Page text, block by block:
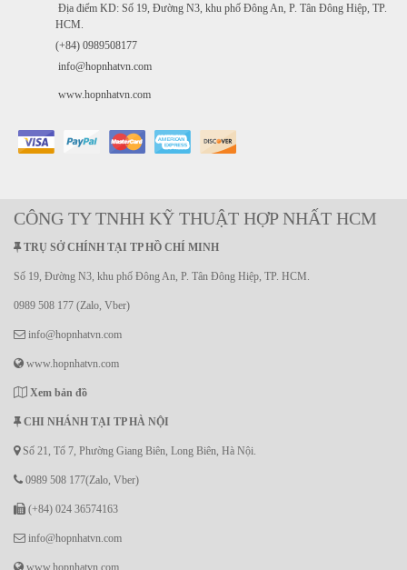
Địa điểm KD: Số 19, Đường N3, khu phố Đông An, P. Tân Đông Hiệp, TP.
HCM.
(+84) 0989508177
info@hopnhatvn.com
www.hopnhatvn.com
CÔNG TY TNHH KỸ THUẬT HỢP NHẤT HCM
TRỤ SỞ CHÍNH TẠI TP HỒ CHÍ MINH
Số 19, Đường N3, khu phố Đông An, P. Tân Đông Hiệp, TP. HCM.
0989 508 177 (Zalo, Vber)
info@hopnhatvn.com
www.hopnhatvn.com
Xem bản đồ
CHI NHÁNH TẠI TP HÀ NỘI
Số 21, Tổ 7, Phường Giang Biên, Long Biên, Hà Nội.
0989 508 177(Zalo, Vber)
(+84) 024 36574163
info@hopnhatvn.com
www.hopnhatvn.com